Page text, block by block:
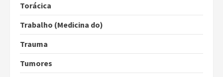
Torácica
Trabalho (Medicina do)
Trauma
Tumores